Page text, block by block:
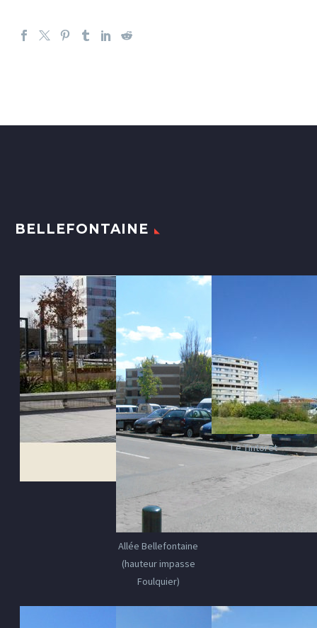
BELLEFONTAINE
Allée Bellefontaine
(hauteur impasse
Foulquier)
Le Tintoret